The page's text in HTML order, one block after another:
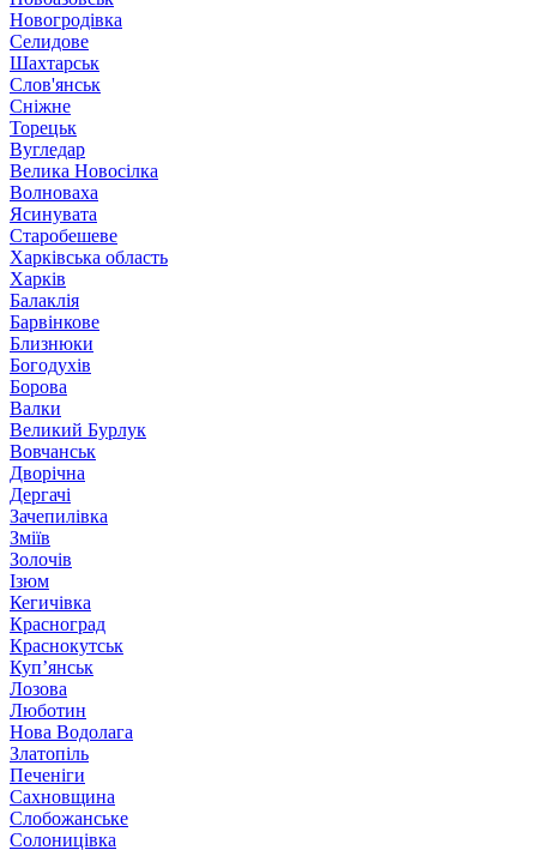
Новогродівка
Селидове
Шахтарськ
Слов'янськ
Сніжне
Торецьк
Вугледар
Велика Новосілка
Волноваха
Ясинувата
Старобешеве
Харківська область
Харків
Балаклія
Барвінкове
Близнюки
Богодухів
Борова
Валки
Великий Бурлук
Вовчанськ
Дворічна
Дергачі
Зачепилівка
Зміїв
Золочів
Ізюм
Кегичівка
Красноград
Краснокутськ
Куп’янськ
Лозова
Люботин
Нова Водолага
Златопіль
Печеніги
Сахновщина
Слобожанське
Солоницівка